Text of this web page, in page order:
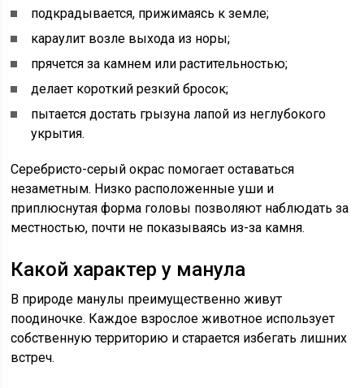
подкрадывается, прижимаясь к земле;
караулит возле выхода из норы;
прячется за камнем или растительностью;
делает короткий резкий бросок;
пытается достать грызуна лапой из неглубокого
укрытия.
Серебристо-серый окрас помогает оставаться
незаметным. Низко расположенные уши и
приплюснутая форма головы позволяют наблюдать за
местностью, почти не показываясь из-за камня.
Какой характер у манула
В природе манулы преимущественно живут
поодиночке. Каждое взрослое животное использует
собственную территорию и старается избегать лишних
встреч.